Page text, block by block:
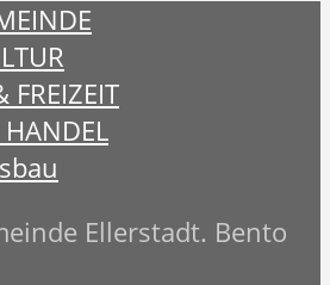
FREIZEIT
HANDEL
Ellerstadt. Bento